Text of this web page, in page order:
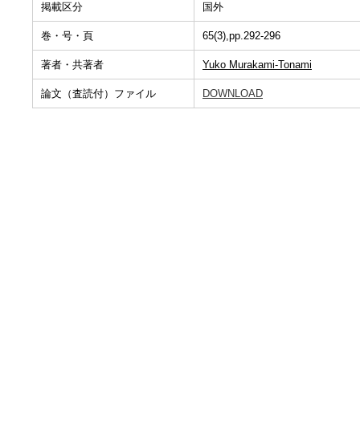
掲載区分 国外
巻・号・頁 65(3),pp.292-296
著者・共著者 Yuko Murakami-Tonami
論文（査読付）ファイル DOWNLOAD